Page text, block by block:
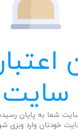
سایت
شما به پایان
خودتان وارد وبزی